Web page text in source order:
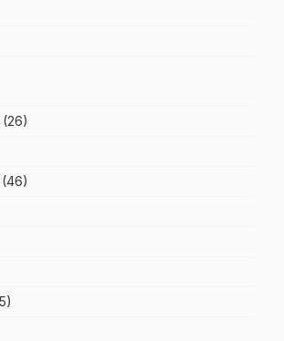
(26)
(46)